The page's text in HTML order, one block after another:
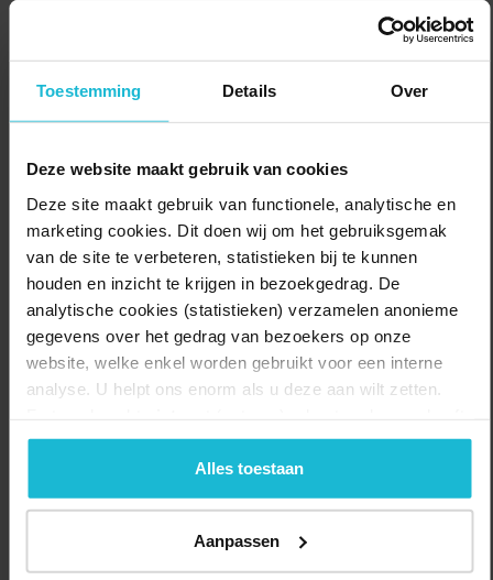
Toestemming Details Over
Deze website maakt gebruik van cookies
Deze site maakt gebruik van functionele, analytische en
marketing cookies. Dit doen wij om het gebruiksgemak
van de site te verbeteren, statistieken bij te kunnen
houden en inzicht te krijgen in bezoekgedrag. De
analytische cookies (statistieken) verzamelen anonieme
gegevens over het gedrag van bezoekers op onze
website, welke enkel worden gebruikt voor een interne
analyse. U helpt ons enorm als u deze aan wilt zetten.
geen commerciële doelstelling. U kunt deze cookies via
de knoppen accepteren, beheren of weigeren.
Alles toestaan
Aanpassen
U vaart onder meer langs het Muizenfort, Fort Ossenmarkt, Fort
Uitermeer en Vesting Naarden. Zie voor andere
bezoekmogelijkheden: www.fortenwijzer.nl
Naar de route Delen:
Lengte: